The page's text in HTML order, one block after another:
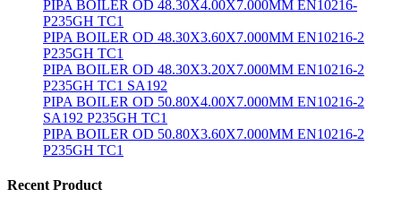
PIPA BOILER OD 48.30X4.00X7.000MM EN10216-
P235GH TC1
PIPA BOILER OD 48.30X3.60X7.000MM EN10216-2
P235GH TC1
PIPA BOILER OD 48.30X3.20X7.000MM EN10216-2
P235GH TC1 SA192
PIPA BOILER OD 50.80X4.00X7.000MM EN10216-2
SA192 P235GH TC1
PIPA BOILER OD 50.80X3.60X7.000MM EN10216-2
P235GH TC1
Recent Product